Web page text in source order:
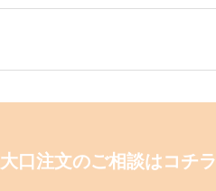
大口注文のご相談はコチラ